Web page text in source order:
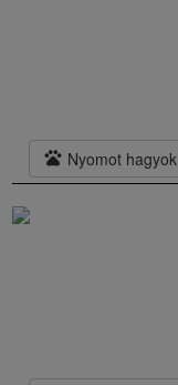
pets Nyomot hagyok